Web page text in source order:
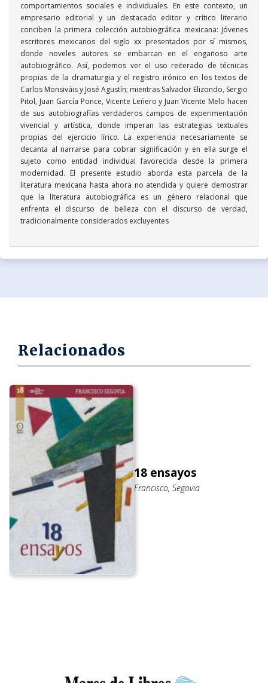
comportamientos sociales e individuales. En este contexto, un
empresario editorial y un destacado editor y crítico literario
conciben la primera colección autobiográfica mexicana: Jóvenes
escritores mexicanos del siglo xx presentados por sí mismos,
donde noveles autores se embarcan en el engañoso arte
autobiográfico. Así, podemos ver el uso reiterado de técnicas
propias de la dramaturgia y el registro irónico en los textos de
Carlos Monsiváis y José Agustín; mientras Salvador Elizondo, Sergio
Pitol, Juan García Ponce, Vicente Leñero y Juan Vicente Melo hacen
de sus autobiografías verdaderos campos de experimentación
vivencial y artística, donde imperan las estrategias textuales
propias del ejercicio lírico. La experiencia necesariamente se
decanta al narrarse para cobrar significación y en ella surge el
sujeto como entidad individual favorecida desde la primera
modernidad. El presente estudio aborda esta parcela de la
literatura mexicana hasta ahora no atendida y quiere demostrar
que la literatura autobiográfica es un género relacional que
enfrenta el discurso de belleza con el discurso de verdad,
tradicionalmente considerados excluyentes
Relacionados
18 ensayos
Francisco, Segovia